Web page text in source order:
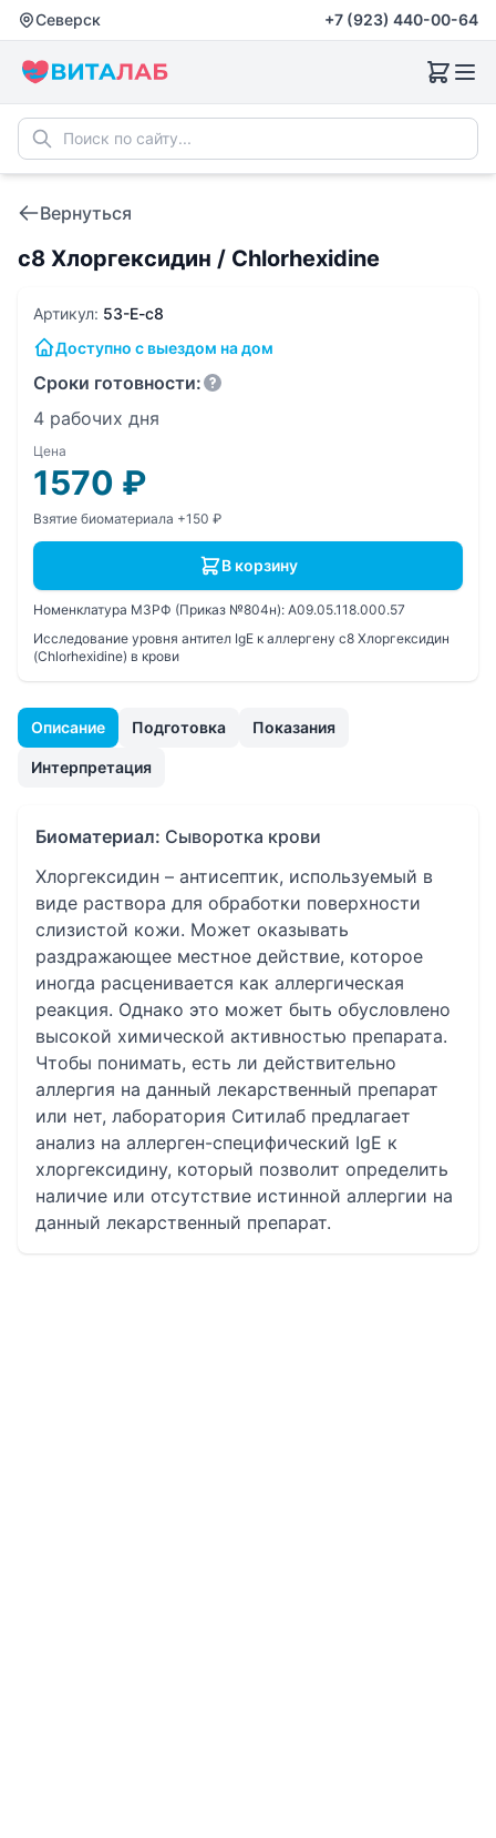
Северск +7 (923) 440-00-64
Вернуться
c8 Хлоргексидин / Chlorhexidine
Описание Подготовка Показания
Интерпретация
Биоматериал: Сыворотка крови
Хлоргексидин – антисептик, используемый в
виде раствора для обработки поверхности
слизистой кожи. Может оказывать
раздражающее местное действие, которое
иногда расценивается как аллергическая
реакция. Однако это может быть обусловлено
высокой химической активностью препарата.
Чтобы понимать, есть ли действительно
аллергия на данный лекарственный препарат
или нет, лаборатория Ситилаб предлагает
анализ на аллерген-специфический IgE к
хлоргексидину, который позволит определить
наличие или отсутствие истинной аллергии на
данный лекарственный препарат.
Артикул: 53-E-c8
Доступно с выездом на дом
Сроки готовности:
4 рабочих дня
Цена
1570 ₽
Взятие биоматериала +150 ₽
В корзину
Номенклатура МЗРФ (Приказ №804н): A09.05.118.000.57
Исследование уровня антител IgE к аллергену c8 Хлоргексидин
(Chlorhexidine) в крови